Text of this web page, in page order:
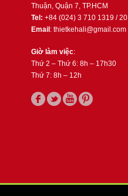
Thuận, Quận 7, TP.HCM
Tel: +84 (024) 3 710 1319 / 20
Email : thietkehali@gmail.com
Giờ làm việc:
Thứ 2 – Thứ 6: 8h – 17h30
Thứ 7: 8h – 12h